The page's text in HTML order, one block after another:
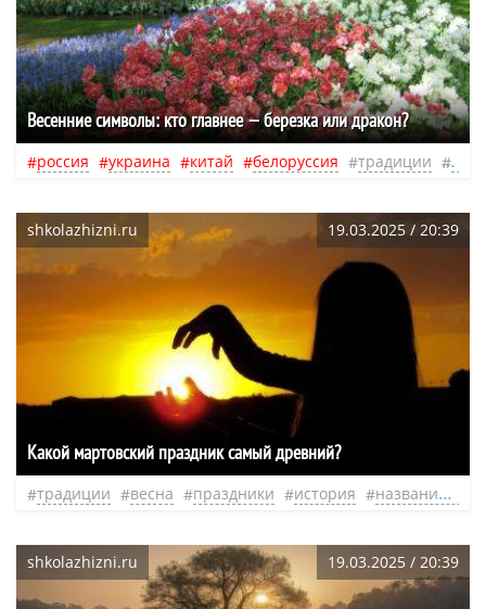
Весенние символы: кто главнее — березка или дракон?
россия украина китай белоруссия традиции
shkolazhizni.ru 19.03.2025 / 20:39
Какой мартовский праздник самый древний?
традиции весна праздники история название праздника
shkolazhizni.ru 19.03.2025 / 20:39